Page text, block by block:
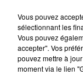
Vous pouvez
sélectionnant les
Vous pouvez
accepter". Vos
pouvez mettre à
moment via le lien